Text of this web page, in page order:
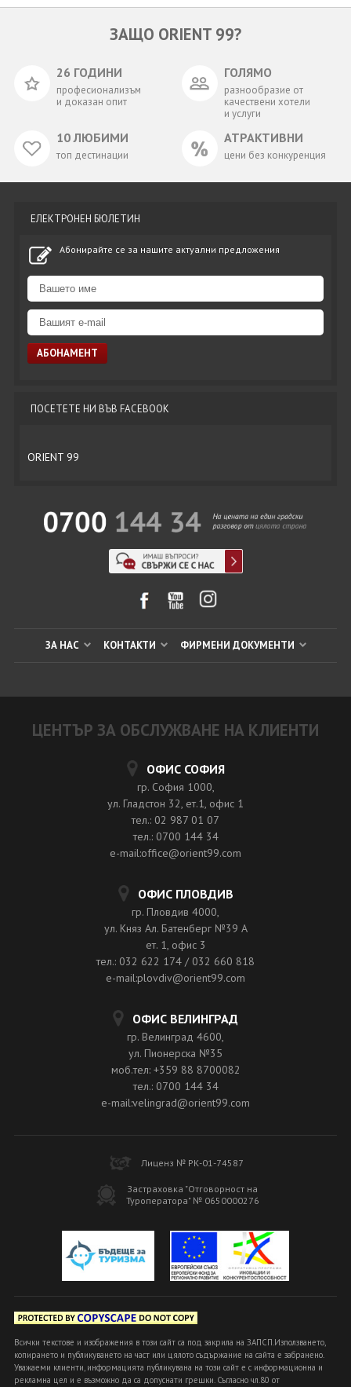
ЗАЩО ORIENT 99?
26 ГОДИНИ
професионализъм
и доказан опит
ГОЛЯМО
разнообразие от
качествени хотели
и услуги
10 ЛЮБИМИ
топ дестинации
АТРАКТИВНИ
цени без конкуренция
ЕЛЕКТРОНЕН БЮЛЕТИН
Абонирайте се за нашите актуални предложения
ПОСЕТЕТЕ НИ ВЪВ FACEBOOK
ORIENT 99
ЗА НАС КОНТАКТИ ФИРМЕНИ ДОКУМЕНТИ
ЦЕНТЪР ЗА ОБСЛУЖВАНЕ НА КЛИЕНТИ
ОФИС СОФИЯ
гр. София 1000,
ул. Гладстон 32, ет.1, офис 1
тел.: 02 987 01 07
тел.: 0700 144 34
e-mail:office@orient99.com
ОФИС ПЛОВДИВ
гр. Пловдив 4000,
ул. Княз Ал. Батенберг №39 A
ет. 1, офис 3
тел.: 032 622 174 / 032 660 818
e-mail:plovdiv@orient99.com
ОФИС ВЕЛИНГРАД
гр. Велинград 4600,
ул. Пионерска №35
моб.тел: +359 88 8700082
тел.: 0700 144 34
e-mail:velingrad@orient99.com
Лиценз № РК-01-74587
Застраховка "Отговорност на
Туроператора" № 0650000276
Всички текстове и изображения в този сайт са под закрила на ЗАПСП.Използването,
копирането и публикуването на част или цялото съдържание на сайта е забранено.
Уважаеми клиенти, информацията публикувана на този сайт е с информационна и
рекламна цел и е възможно да са допуснати грешки. Съгласно чл.80 от